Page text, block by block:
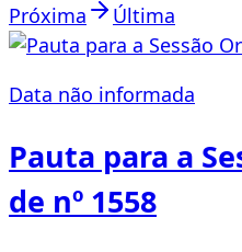
Próxima
Última
Data não informada
Pauta para a
de nº 1558